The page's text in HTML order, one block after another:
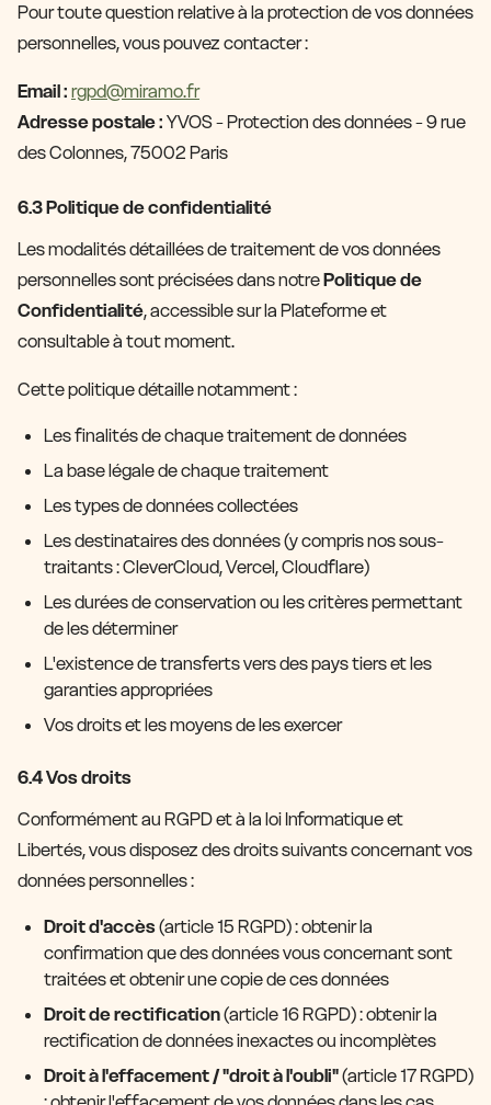
Pour toute question relative à la protection de vos données
personnelles, vous pouvez contacter :
Email : rgpd@miramo.fr
Adresse postale : YVOS - Protection des données - 9 rue
des Colonnes, 75002 Paris
6.3 Politique de confidentialité
Les modalités détaillées de traitement de vos données
personnelles sont précisées dans notrePolitique de
Confidentialité, accessible sur la Plateforme et
consultable à tout moment.
Cette politique détaille notamment :
Les finalités de chaque traitement de données
La base légale de chaque traitement
Les types de données collectées
Les destinataires des données (y compris nos sous-
traitants : CleverCloud, Vercel, Cloudflare)
Les durées de conservation ou les critères permettant
de les déterminer
L'existence de transferts vers des pays tiers et les
garanties appropriées
Vos droits et les moyens de les exercer
6.4 Vos droits
Conformément au RGPD et à la loi Informatique et
Libertés, vous disposez des droits suivants concernant vos
données personnelles :
Droit d'accès(article 15 RGPD) : obtenir la
confirmation que des données vous concernant sont
traitées et obtenir une copie de ces données
Droit de rectification(article 16 RGPD) : obtenir la
rectification de données inexactes ou incomplètes
Droit à l'effacement / "droit à l'oubli"(article 17 RGPD)